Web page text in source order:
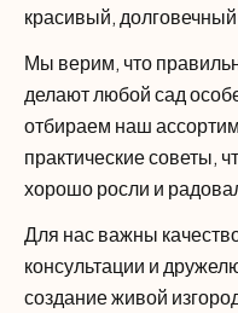
красивый,
Мы верим, что
делают любой сад
отбираем наш
практические советы,
хорошо росли и
Для нас важны
консультации и
создание живой